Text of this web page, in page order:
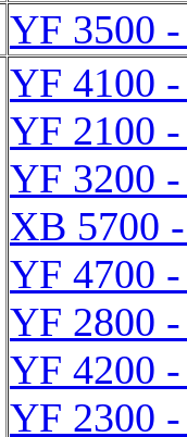
YF 3500
YF 4100
YF 2100
YF 3200
XB 5700
YF 4700
YF 2800
YF 4200
YF 2300